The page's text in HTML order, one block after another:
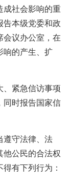
社会影响的重
告本级党委和政
会议办公室，在
响的产生、扩
、紧急信访事项
同时报告国家信
守法律、法
他公民的合法权
有下列行为：